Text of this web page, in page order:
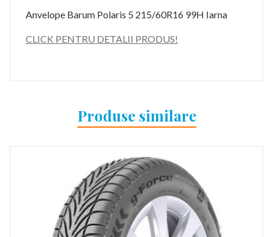
Anvelope Barum Polaris 5 215/60R16 99H Iarna
CLICK PENTRU DETALII PRODUS!
Produse similare